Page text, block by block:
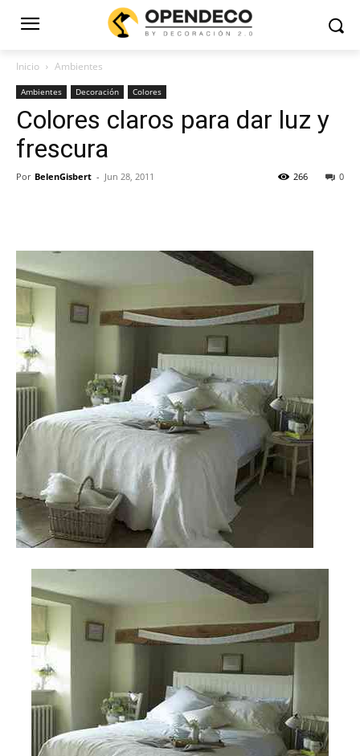
Inicio Ambientes
Ambientes Decoración Colores
Colores claros para dar luz y
frescura
Por BelenGisbert - Jun 28, 2011 0
266